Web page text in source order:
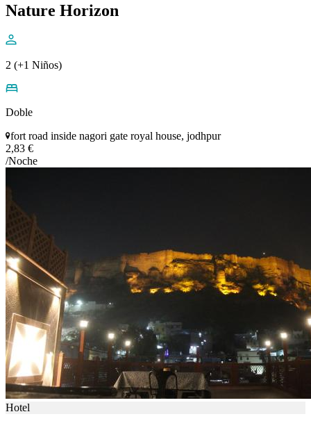
Nature Horizon
2 (+1 Niños)
Doble
fort road inside nagori gate royal house, jodhpur
2,83 €
/Noche
Hotel